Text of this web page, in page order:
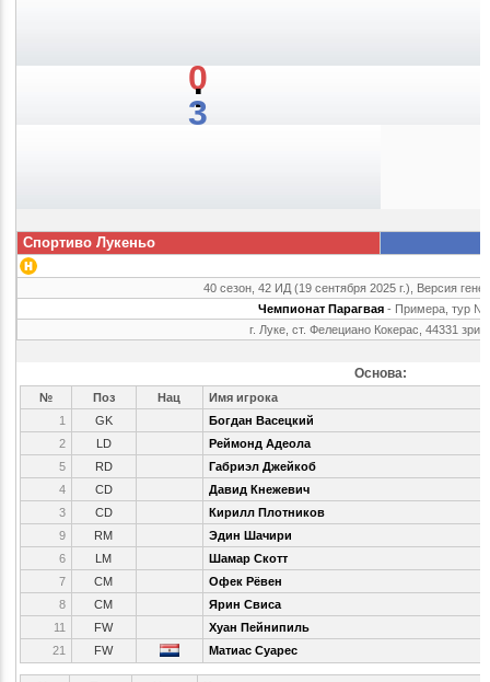
0
:
3
Спортиво Лукеньо
40 сезон, 42 ИД (19 сентября 2025 г.), Версия
Чемпионат Парагвая - Примера, тур №
г. Луке, ст. Фелециано Кокерас, 44331
Основа:
№ Поз Нац
Имя игрока
1
GK
Богдан Васецкий
2
LD
Реймонд Адеола
5
RD
Габриэл Джейкоб
4
CD
Давид Кнежевич
3
CD
Кирилл Плотников
9
RM
Эдин Шачири
6
LM
Шамар Скотт
7
CM
Офек Рёвен
8
CM
Ярин Свиса
11
FW
Хуан Пейнипиль
21
FW Матиас Суарес